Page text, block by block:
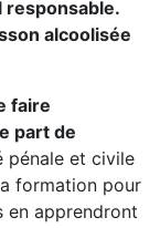
responsable.
alcoolisée
faire
part de
pénale et civile
formation pour
en apprendront